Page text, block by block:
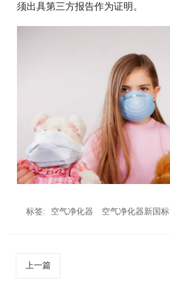
须出具第三方报告作为证明。
标签: 空气净化器 空气净化器新国标
上一篇